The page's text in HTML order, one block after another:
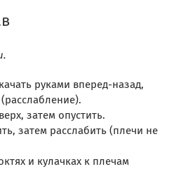
руками вперед-назад,
затем опустить.
затем расслабить (плечи не
и кулачках к плечам